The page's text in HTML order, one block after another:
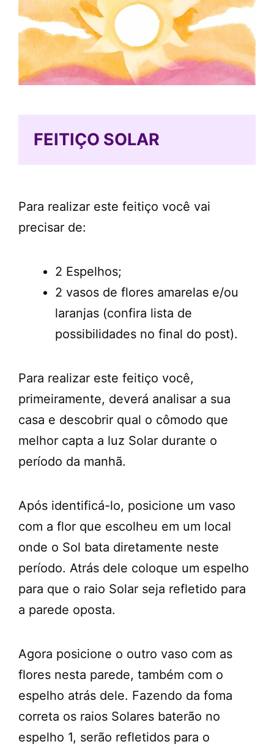
FEITIÇO SOLAR
Para realizar este feitiço você vai
precisar de:
2 Espelhos;
2 vasos de flores amarelas e/ou
laranjas (confira lista de
possibilidades no final do post).
Para realizar este feitiço você,
primeiramente, deverá analisar a sua
casa e descobrir qual o cômodo que
melhor capta a luz Solar durante o
período da manhã.
Após identificá-lo, posicione um vaso
com a flor que escolheu em um local
onde o Sol bata diretamente neste
período. Atrás dele coloque um espelho
para que o raio Solar seja refletido para
a parede oposta.
Agora posicione o outro vaso com as
flores nesta parede, também com o
espelho atrás dele. Fazendo da foma
correta os raios Solares baterão no
espelho 1, serão refletidos para o